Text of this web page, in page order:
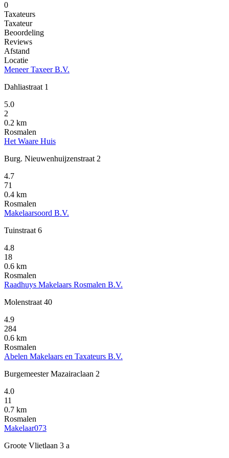
0
Taxateurs
Taxateur
Beoordeling
Reviews
Afstand
Locatie
Meneer Taxeer B.V.
Dahliastraat 1
5.0
2
0.2 km
Rosmalen
Het Waare Huis
Burg. Nieuwenhuijzenstraat 2
4.7
71
0.4 km
Rosmalen
Makelaarsoord B.V.
Tuinstraat 6
4.8
18
0.6 km
Rosmalen
Raadhuys Makelaars Rosmalen B.V.
Molenstraat 40
4.9
284
0.6 km
Rosmalen
Abelen Makelaars en Taxateurs B.V.
Burgemeester Mazairaclaan 2
4.0
11
0.7 km
Rosmalen
Makelaar073
Groote Vlietlaan 3 a